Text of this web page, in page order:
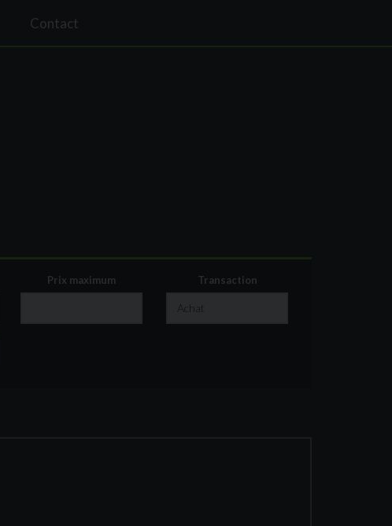
Contact
Prix maximum Transaction